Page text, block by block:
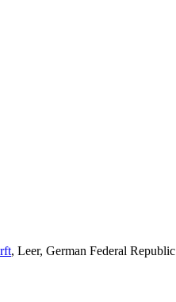
, Leer, German Federal Republic